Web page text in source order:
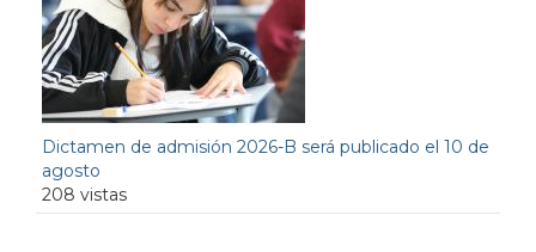
Dictamen de admisión 2026-B será publicado el 10 de
agosto
208 vistas